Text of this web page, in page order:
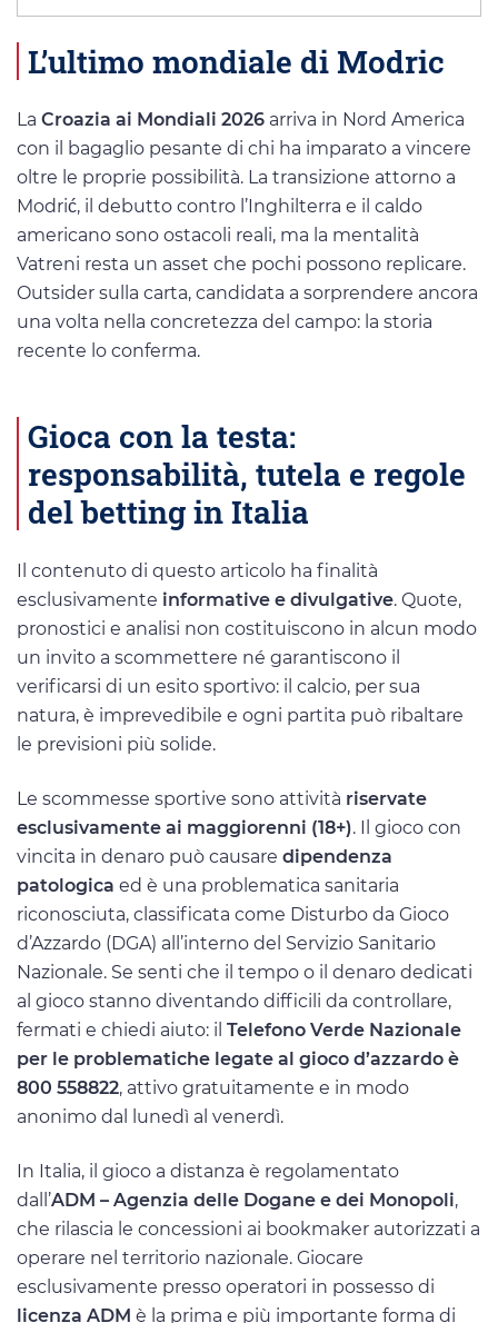
L’ultimo mondiale di Modric
La Croazia ai Mondiali 2026 arriva in Nord America
con il bagaglio pesante di chi ha imparato a vincere
oltre le proprie possibilità. La transizione attorno a
Modrić, il debutto contro l’Inghilterra e il caldo
americano sono ostacoli reali, ma la mentalità
Vatreni resta un asset che pochi possono replicare.
Outsider sulla carta, candidata a sorprendere ancora
una volta nella concretezza del campo: la storia
recente lo conferma.
Gioca con la testa:
responsabilità, tutela e regole
del betting in Italia
Il contenuto di questo articolo ha finalità
esclusivamente informative e divulgative. Quote,
pronostici e analisi non costituiscono in alcun modo
un invito a scommettere né garantiscono il
verificarsi di un esito sportivo: il calcio, per sua
natura, è imprevedibile e ogni partita può ribaltare
le previsioni più solide.
Le scommesse sportive sono attività riservate
esclusivamente ai maggiorenni (18+). Il gioco con
vincita in denaro può causare dipendenza
patologica ed è una problematica sanitaria
riconosciuta, classificata come Disturbo da Gioco
d’Azzardo (DGA) all’interno del Servizio Sanitario
Nazionale. Se senti che il tempo o il denaro dedicati
al gioco stanno diventando difficili da controllare,
fermati e chiedi aiuto: il Telefono Verde Nazionale
per le problematiche legate al gioco d’azzardo è
800 558822, attivo gratuitamente e in modo
anonimo dal lunedì al venerdì.
In Italia, il gioco a distanza è regolamentato
dall’ADM – Agenzia delle Dogane e dei Monopoli,
che rilascia le concessioni ai bookmaker autorizzati a
operare nel territorio nazionale. Giocare
esclusivamente presso operatori in possesso di
licenza ADM è la prima e più importante forma di